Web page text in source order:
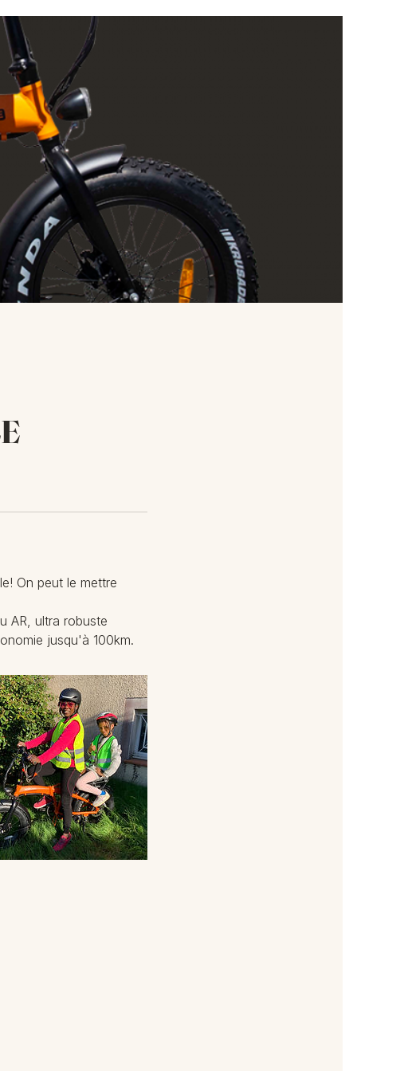
On peut le mettre
AR, ultra robuste
jusqu'à 100km.